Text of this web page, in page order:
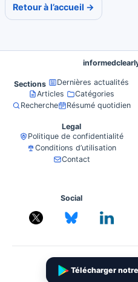
Retour à l’accueil →
Sections
Dernières actualités
Articles
Catégories
Recherche
Résumé quotidien
Legal
Politique de confidentialité
Conditions d’utilisation
Contact
Social
Télécharger